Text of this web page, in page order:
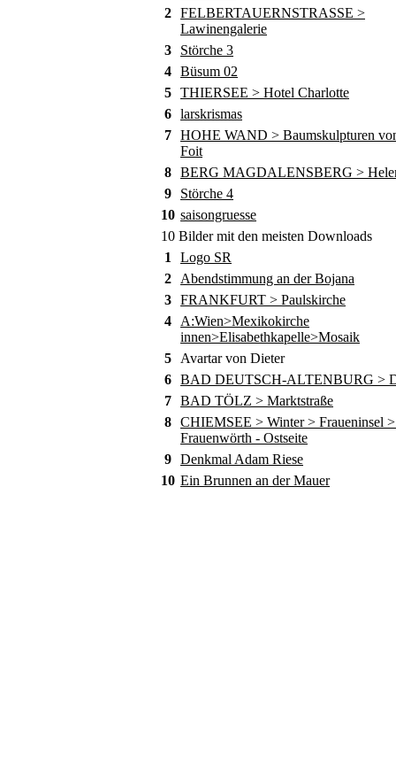
2 FELBERTAUERNSTRASSE >
Lawinengalerie
3
Störche 3
4 Büsum 02
5 THIERSEE > Hotel Charlotte
6 larskrismas
7 HOHE WAND > Baumskulpturen
Foit
8 BERG MAGDALENSBERG >
9
Störche 4
10 saisongruesse
10 Bilder mit den meisten Downloads
1
Logo SR
2
Abendstimmung an der Bojana
3 FRANKFURT > Paulskirche
4
A:Wien>Mexikokirche
innen>Elisabethkapelle>Mosaik
5
Avartar von Dieter
6 BAD DEUTSCH-ALTENBURG >
7 BAD TÖLZ > Marktstraße
8 CHIEMSEE > Winter > Fraueninsel
Frauenwörth - Ostseite
9 Denkmal Adam Riese
10 Ein Brunnen an der Mauer